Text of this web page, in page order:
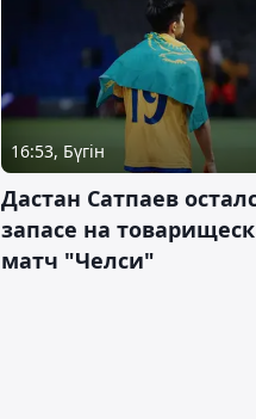
16:53, Бүгін
Дастан Сатпаев
запасе на
матч "Челси"